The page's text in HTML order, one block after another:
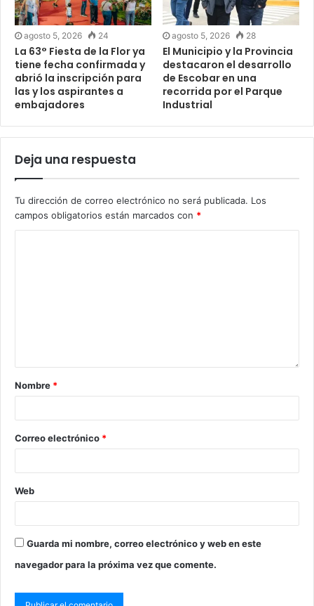
agosto 5, 2026 24
La 63° Fiesta de la Flor ya
tiene fecha confirmada y
abrió la inscripción para
las y los aspirantes a
embajadores
agosto 5, 2026 28
El Municipio y la Provincia
destacaron el desarrollo
de Escobar en una
recorrida por el Parque
Industrial
Deja una respuesta
Tu dirección de correo electrónico no será publicada. Los
campos obligatorios están marcados con *
Nombre *
Correo electrónico *
Web
Guarda mi nombre, correo electrónico y web en este
navegador para la próxima vez que comente.